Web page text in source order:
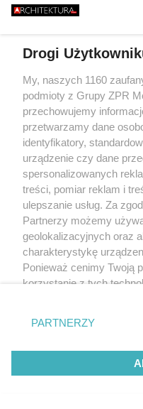
Drogi
My, naszych 1160
podmioty z Grupy ZPR
przechowujemy
przetwarzamy dane
identyfikatory,
urządzenie czy dane
spersonalizowanych
treści, pomiar reklam i
ulepszanie usług. Za
Partnerzy możemy
geolokalizacyjnych oraz
charakterystykę
Ponieważ cenimy Twoją
korzystanie z tych
zmienić/wycofać klikając
znajdujący się w lewym
rodzaje przetwarzania
użytkownika, ale masz
przetwarzaniu.
PARTNERZY